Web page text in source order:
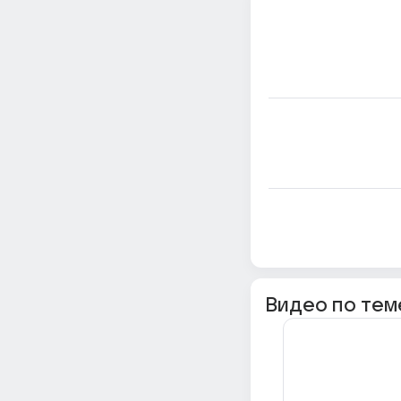
Видео по